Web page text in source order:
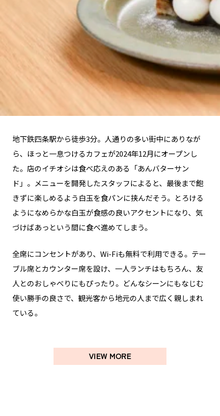
おすすめの映画
誠光社で選びました。
おすすめの本
紹介します。
おすすめのイベント
地下鉄四条駅から徒歩3分。人通りの多い街中にありなが
ら、ほっと一息つけるカフェが2024年12月にオープンし
た。店のイチオシは食べ応えのある「あんバターサン
ド」。メニューを開発したスタッフによると、最後まで飽
きずに楽しめるよう白玉を食パンに挟んだそう。とろける
ようになめらかな白玉が食感の良いアクセントになり、気
づけばあっという間に食べ進めてしまう。
全席にコンセントがあり、Wi-Fiも無料で利用できる。テー
ブル席とカウンター席を設け、一人ランチはもちろん、友
人とのおしゃべりにもぴったり。どんなシーンにもなじむ
使い勝手の良さで、観光客から地元の人まで広く親しまれ
ている。
VIEW MORE